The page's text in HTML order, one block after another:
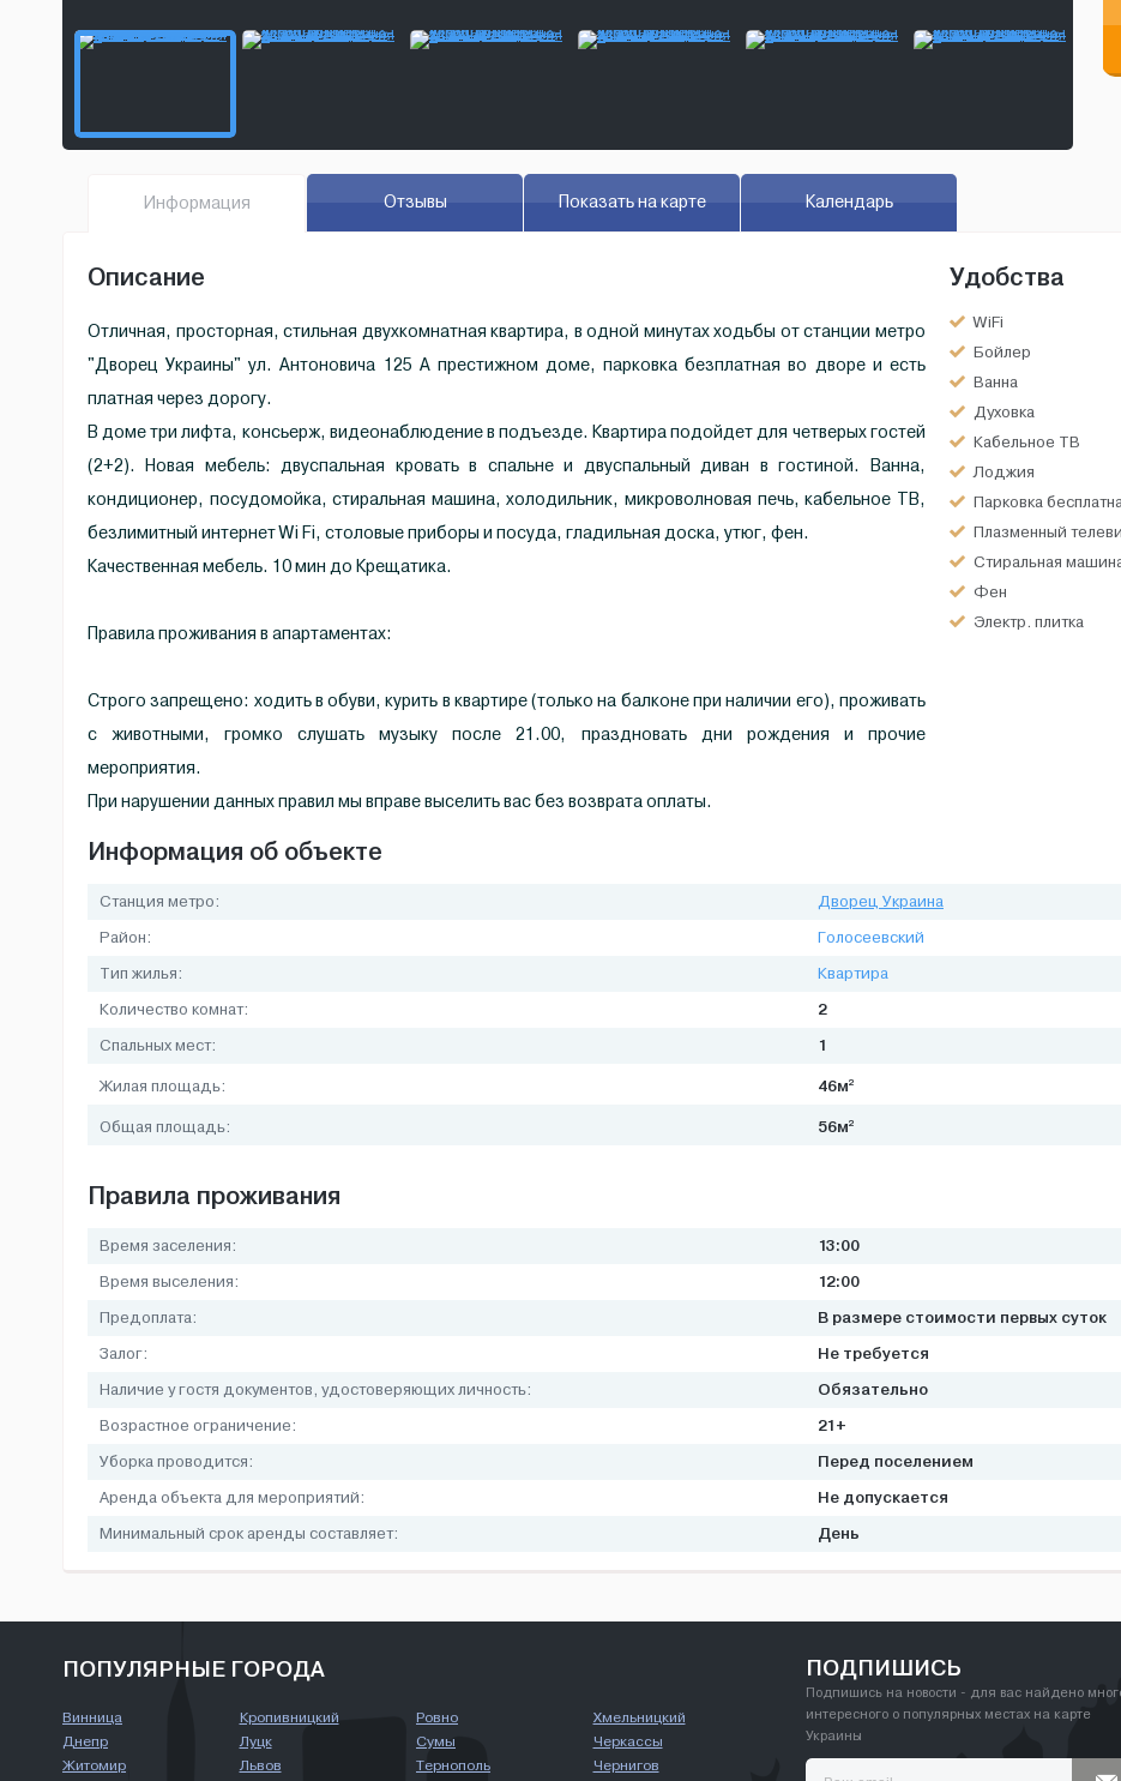
Информация Отзывы Показать на карте Календарь
Описание
Отличная, просторная, стильная двухкомнатная квартира, в одной минутах ходьбы от станции метро
"Дворец Украины" ул. Антоновича 125 А престижном доме, парковка безплатная во дворе и есть
платная через дорогу.
В доме три лифта, консьерж, видеонаблюдение в подъезде. Квартира подойдет для четверых гостей
(2+2). Новая мебель: двуспальная кровать в спальне и двуспальный диван в гостиной. Ванна,
кондиционер, посудомойка, стиральная машина, холодильник, микроволновая печь, кабельное ТВ,
безлимитный интернет Wi Fi, столовые приборы и посуда, гладильная доска, утюг, фен.
Качественная мебель. 10 мин до Крещатика.
Правила проживания в апартаментах:
Строго запрещено: ходить в обуви, курить в квартире (только на балконе при наличии его), проживать
с животными, громко слушать музыку после 21.00, праздновать дни рождения и прочие
мероприятия.
При нарушении данных правил мы вправе выселить вас без возврата оплаты.
Удобства
WiFi
Бойлер
Ванна
Духовка
Кабельное ТВ
Лоджия
Парковка
Плазменный
Стиральная
Фен
Электр. плитка
Информация об объекте
Станция метро:
Дворец Украина
Район:
Голосеевский
Тип жилья:
Квартира
Количество комнат:
2
Спальных мест: 1
Жилая площадь: 46м2
Общая площадь: 56м2
Правила проживания
Время заселения: 13:00
Время выселения: 12:00
Предоплата: В размере стоимости первых суток
Залог: Не требуется
Наличие у гостя документов, удостоверяющих личность: Обязательно
Возрастное ограничение: 21+
Уборка проводится: Перед поселением
Аренда объекта для мероприятий: Не допускается
Минимальный срок аренды составляет: День
ПОПУЛЯРНЫЕ ГОРОДА
Винница
Днепр
Житомир
Кропивницкий
Луцк
Львов
Ровно
Сумы
Тернополь
Хмельницкий
Черкассы
Чернигов
ПОДПИШИСЬ
Подпишись на новости - для вас найдено
интересного о популярных местах на карте
Украины